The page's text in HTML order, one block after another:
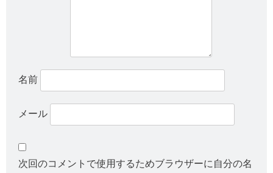
名前
メール
次回のコメントで使用するためブラウザーに自分の名